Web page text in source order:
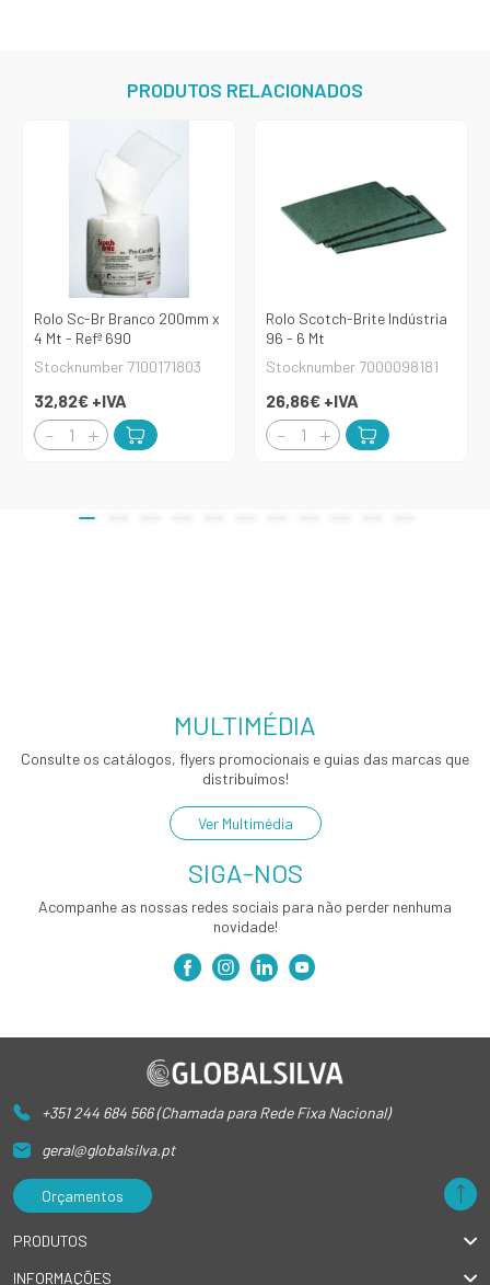
PRODUTOS RELACIONADOS
Rolo Sc-Br Branco 200mm x
4 Mt - Refª 690
Stocknumber 7100171803
32,82€ +IVA
Rolo Scotch-Brite Indústria
96 - 6 Mt
Stocknumber 7000098181
26,86€ +IVA
MULTIMÉDIA
Consulte os catálogos, flyers promocionais e guias das marcas que
distribuímos!
Ver Multimédia
SIGA-NOS
Acompanhe as nossas redes sociais para não perder nenhuma
novidade!
+351 244 684 566 (Chamada para Rede Fixa Nacional)
geral@globalsilva.pt
Orçamentos
PRODUTOS
INFORMAÇÕES